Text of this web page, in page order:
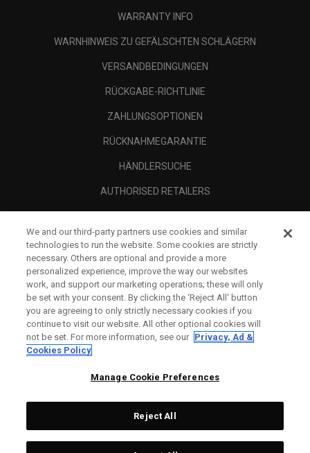
WARRANTY INFO
WARNHINWEIS ZU GEFÄLSCHTEN SCHLÄGERN
VERSANDBEDINGUNGEN
RÜCKGABE-RICHTLINIE
ZAHLUNGSOPTIONEN
RÜCKNAHMEGARANTIE
HÄNDLERSUCHE
AUTHORISED RETAILERS
UNTERNEHMENSPROFIL
RECHTLICHES-
Topgolf Callaway Brands.
We and our third-party partners use cookies and similar
technologies to run the website. Some cookies are strictly
necessary. Others are optional and provide a more
personalized experience, improve the way our websites
work, and support our marketing operations; these will only
be set with your consent. By clicking the ‘Reject All' button
you are agreeing to only strictly necessary cookies if you
continue to visit our website. All other optional cookies will
not be set. For more information, see our Privacy, Ad &
Cookies Policy
Manage Cookie Preferences
Reject All